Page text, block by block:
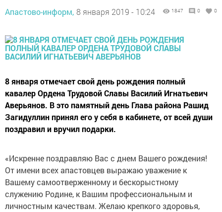
Апастово-информ, 8 января 2019 - 10:24 1847 0 0
8 января отмечает свой день рождения полный
кавалер Ордена Трудовой Славы Василий Игнатьевич
Аверьянов. В это памятный день Глава района Рашид
Загидуллин принял его у себя в кабинете, от всей души
поздравил и вручил подарки.
«Искренне поздравляю Вас с днем Вашего рождения!
От имени всех апастовцев выражаю уважение к
Вашему самоотверженному и бескорыстному
служению Родине, к Вашим профессиональным и
личностным качествам. Желаю крепкого здоровья,